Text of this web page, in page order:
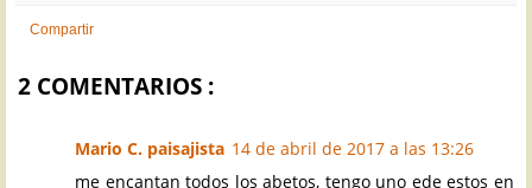
Compartir
2 COMENTARIOS :
Mario C. paisajista 14 de abril de 2017 a las 13:26
me encantan todos los abetos, tengo uno ede estos en